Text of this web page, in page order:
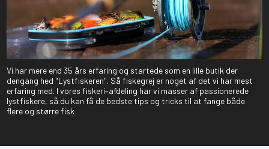
Vi har mere end 35 års erfaring og startede som en lille butik der
dengang hed "Lystfiskeren". Så fiskegrej er noget af det vi har mest
erfaring med. I vores fiskeri-afdeling har vi masser af passionerede
lystfiskere, så du kan få de bedste tips og tricks til at fange både
flere og større fisk